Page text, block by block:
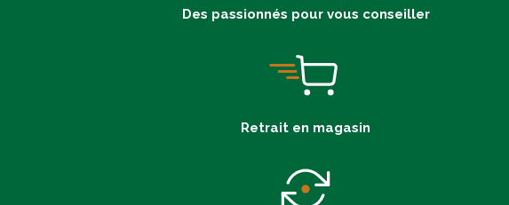
Des passionnés pour vous conseiller
Retrait en magasin